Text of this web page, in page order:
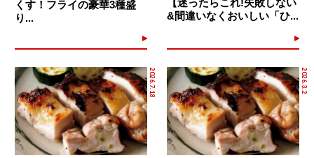
くす！フライの豪華3種盛
り...
&間違いなくおいしい「ひ...
2026.7.18 2026.3.2